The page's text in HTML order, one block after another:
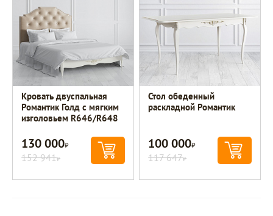
Кровать двуспальная
Романтик Голд с мягким
изголовьем R646/R648
130 000Р
152 941Р
Стол обеденный
раскладной Романтик
100 000Р
117 647Р